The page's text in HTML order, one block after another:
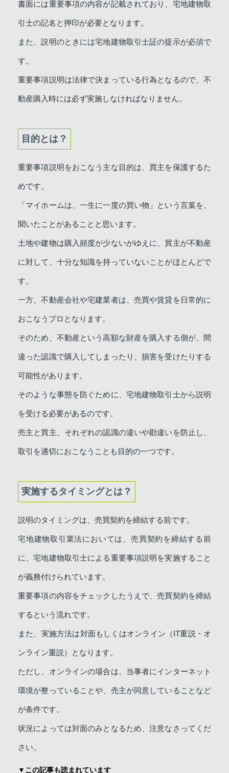
書面には重要事項の内容が記載されており、宅地建物取
引士の記名と押印が必要となります。
また、説明のときには宅地建物取引士証の提示が必須で
す。
重要事項説明は法律で決まっている行為となるので、不
動産購入時には必ず実施しなければなりません。
目的とは？
重要事項説明をおこなう主な目的は、買主を保護するた
めです。
「マイホームは、一生に一度の買い物」という言葉を、
聞いたことがあることと思います。
土地や建物は購入頻度が少ないがゆえに、買主が不動産
に対して、十分な知識を持っていないことがほとんどで
す。
一方、不動産会社や宅建業者は、売買や賃貸を日常的に
おこなうプロとなります。
そのため、不動産という高額な財産を購入する側が、間
違った認識で購入してしまったり、損害を受けたりする
可能性があります。
そのような事態を防ぐために、宅地建物取引士から説明
を受ける必要があるのです。
売主と買主、それぞれの認識の違いや勘違いを防止し、
取引を適切におこなうことも目的の一つです。
実施するタイミングとは？
説明のタイミングは、売買契約を締結する前です。
宅地建物取引業法においては、売買契約を締結する前
に、宅地建物取引士による重要事項説明を実施すること
が義務付けられています。
重要事項の内容をチェックしたうえで、売買契約を締結
するという流れです。
また、実施方法は対面もしくはオンライン（IT重説・オ
ンライン重説）となります。
ただし、オンラインの場合は、当事者にインターネット
環境が整っていることや、売主が同意していることなど
が条件です。
状況によっては対面のみとなるため、注意なさってくだ
さい。
▼この記事も読まれています